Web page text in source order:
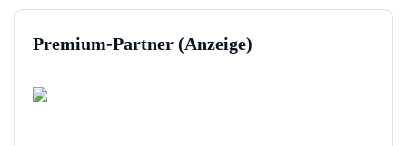
Premium-Partner (Anzeige)